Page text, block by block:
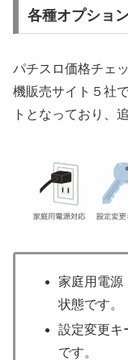
各種オプショ
パチスロ価格チェ
機販売サイト５社
トとなっており、
家庭用電源
状態です。
設定変更キ
です。